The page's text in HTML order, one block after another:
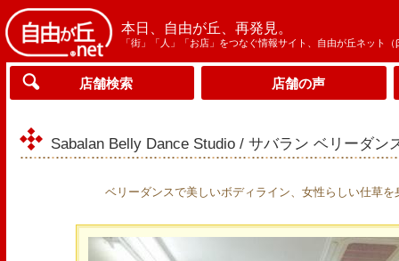
本日、自由が丘、再発見。
「街」「人」「お店」をつなぐ情報サイト、自由が丘ネット（
店舗検索 店舗の声
Sabalan Belly Dance Studio / サバラン ベリーダン
ベリーダンスで美しいボディライン、女性らしい仕草を